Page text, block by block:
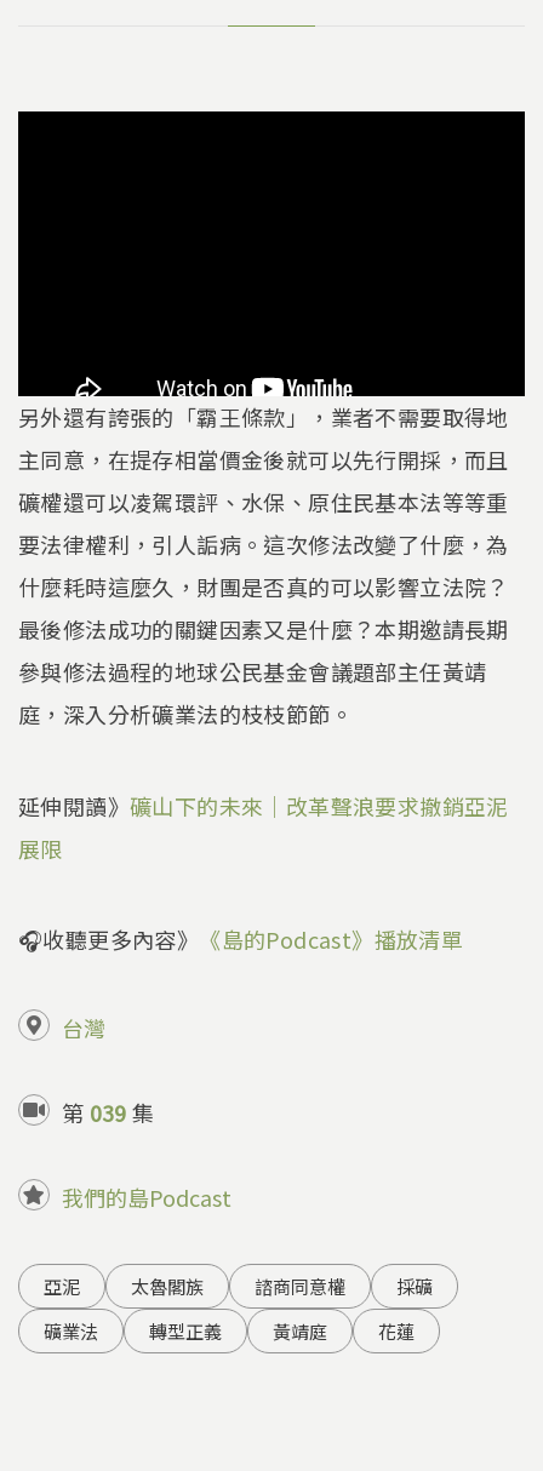
另外還有誇張的「霸王條款」，業者不需要取得地
主同意，在提存相當價金後就可以先行開採，而且
礦權還可以凌駕環評、水保、原住民基本法等等重
要法律權利，引人詬病。這次修法改變了什麼，為
什麼耗時這麼久，財團是否真的可以影響立法院？
最後修法成功的關鍵因素又是什麼？本期邀請長期
參與修法過程的地球公民基金會議題部主任黃靖
庭，深入分析礦業法的枝枝節節。
延伸閱讀》 礦山下的未來｜改革聲浪要求撤銷亞泥
展限
🎧收聽更多內容》 《島的Podcast》播放清單
台灣
第 039集
我們的島Podcast
亞泥 太魯閣族 諮商同意權
採礦
礦業法
轉型正義 黃靖庭 花蓮